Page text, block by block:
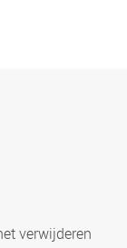
verwijderen